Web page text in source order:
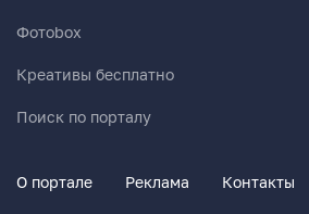
Фотоbox
Креативы бесплатно
Поиск по порталу
О портале Реклама Контакты